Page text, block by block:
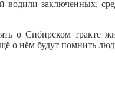
водили заключенных,
Сибирском тракте
о нём будут помнить